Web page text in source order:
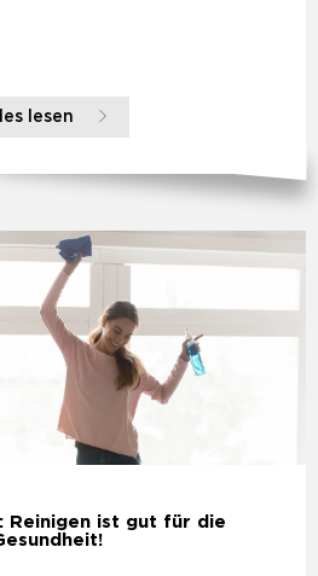
lesen
Reinigen ist gut für die